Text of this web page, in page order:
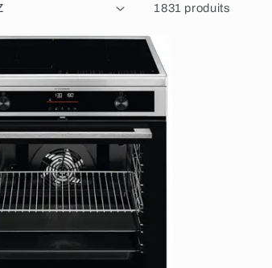
1831 produits